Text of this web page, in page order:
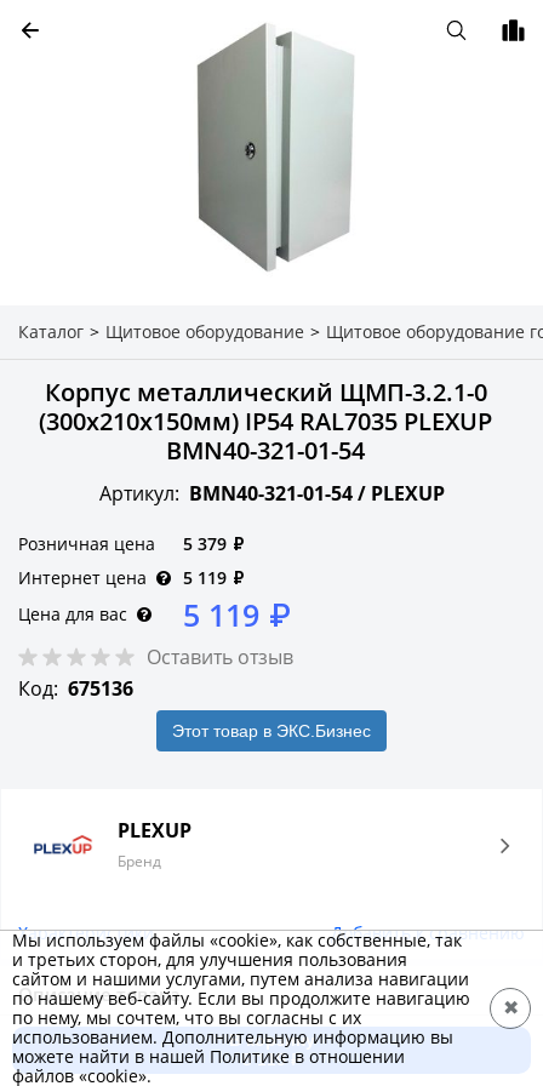
Каталог > Щитовое оборудование > Щитовое оборудование
Корпус металлический ЩМП-3.2.1-0
(300х210х150мм) IP54 RAL7035 PLEXUP
BMN40-321-01-54
Артикул: BMN40-321-01-54 / PLEXUP
Розничная цена 5 379 ₽
Интернет цена
5 119 ₽
Цена для вас
5 119 ₽
Оставить отзыв
Код: 675136
Этот товар в ЭКС.Бизнес
PLEXUP
Бренд
Характеристики Добавить к сравнению
Описание товара
Представляем вам металлический корпус ЩМП-3.2.1-0 от
производителя PLEXUP - надежное и функциональное
В корзину
5 119 ₽
Мы используем файлы «cookie», как собственные, так
и третьих сторон, для улучшения пользования
сайтом и нашими услугами, путем анализа навигации
по нашему веб-сайту. Если вы продолжите навигацию
по нему, мы сочтем, что вы согласны с их
использованием. Дополнительную информацию вы
можете найти в нашей Политике в отношении
файлов «cookie».
✖